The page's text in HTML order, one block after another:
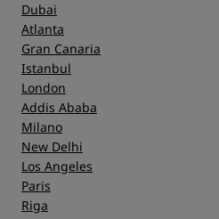
Dubai
Atlanta
Gran Canaria
Istanbul
London
Addis Ababa
Milano
New Delhi
Los Angeles
Paris
Riga